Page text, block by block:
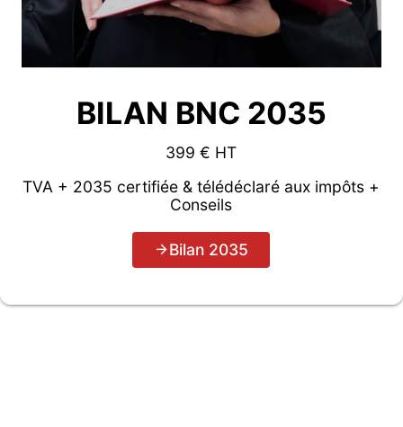
BILAN BNC 2035
399 € HT
TVA + 2035 certifiée & télédéclaré aux impôts +
Conseils
Bilan 2035